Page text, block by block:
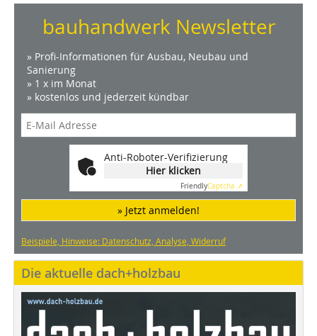
bauhandwerk Newsletter
» Profi-Informationen für Ausbau, Neubau und
Sanierung
» 1 x im Monat
» kostenlos und jederzeit kündbar
Anti-Roboter-Verifizierung
Hier klicken
FriendlyCaptcha ⇗
» Jetzt anmelden!
Beispiele, Hinweise: Datenschutz, Analyse, Widerruf
Die aktuelle dach+holzbau